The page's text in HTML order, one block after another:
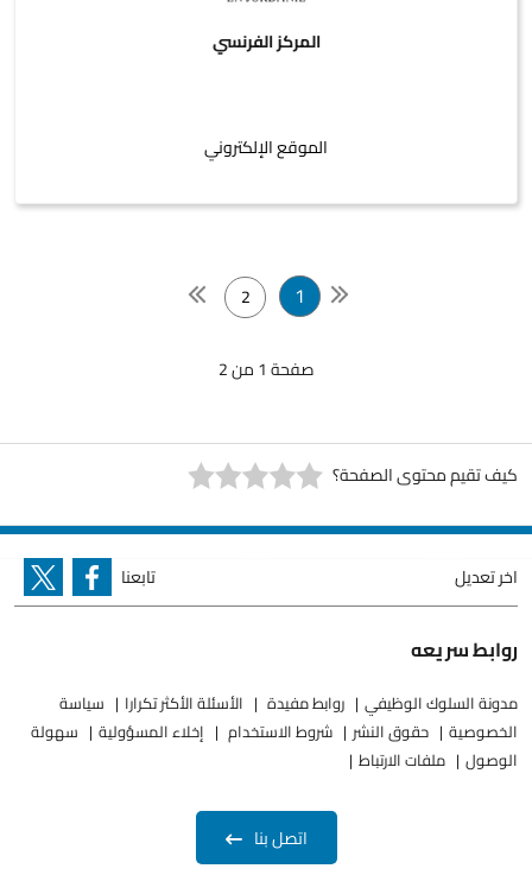
المركز الفرنسي
الموقع الإلكتروني
1
2
صفحة 1 من 2
كيف تقيم محتوى الصفحة؟
اخر تعديل تابعنا
روابط سريعه
مدونة السلوك الوظيفي روابط مفيدة الأسئلة الأكثر تكرارا
سياسة
الخصوصية
حقوق النشر شروط الاستخدام إخلاء المسؤولية
سهولة
الوصول
ملفات الارتباط
اتصل بنا